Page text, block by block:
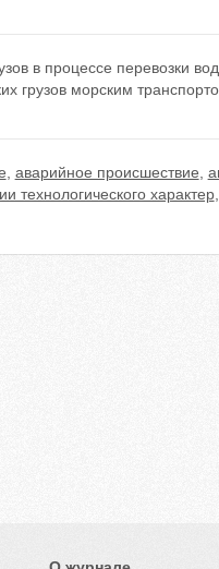
в процессе перевозки
грузов морским
аварийное происшествие
технологического характер,